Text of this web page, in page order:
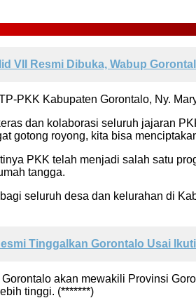
VII Resmi Dibuka, Wabup
PKK Kabupaten Gorontalo, Ny.
dan kolaborasi seluruh jajaran
gotong royong, kita bisa
PKK telah menjadi salah satu
tangga.
seluruh desa dan kelurahan di
Tinggalkan Gorontalo Usai
akan mewakili Provinsi
tinggi. (*******)